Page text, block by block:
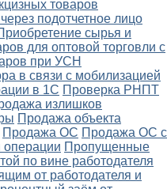
товаров
подотчетное лицо
сырья и
для оптовой торговли с
при УСН
в связи с мобилизацией
в 1С Проверка РНПТ
излишков
Продажа объекта
Продажа ОС Продажа ОС с
операции Пропущенные
по вине работодателя
от работодателя и